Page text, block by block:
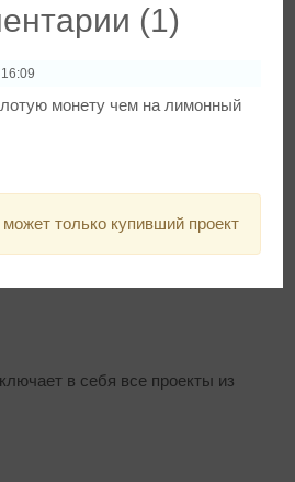
(1)
монету чем на лимонный
только купивший проект
Новогодняя
в себя все проекты из